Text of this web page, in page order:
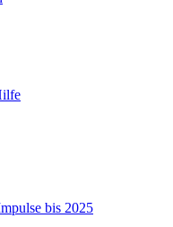
bis 2025